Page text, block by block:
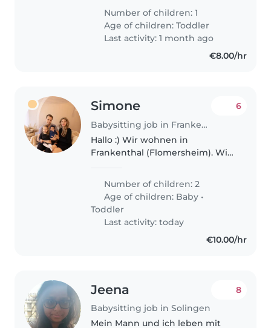
und kreativen Kleinkind. Unser
Zuhause ist voller Energie und
Freude, und wir hoffen, dass Sie..
Number of children: 1
Age of children:Toddler
Last activity: 1 month ago
€8.00/hr
Simone
Babysitting job in Frankenthal
6
Hallo :) Wir wohnen in
Frankenthal (Flomersheim). Wir
jemanden, der öfter bei uns
vorbei kommt und mit unserer
großen Tochter..
Number of children: 2
Age of children: Baby •
Toddler
Last activity: today
€10.00/hr
Jeena
Babysitting job in Solingen
8
Mein Mann und ich leben mit